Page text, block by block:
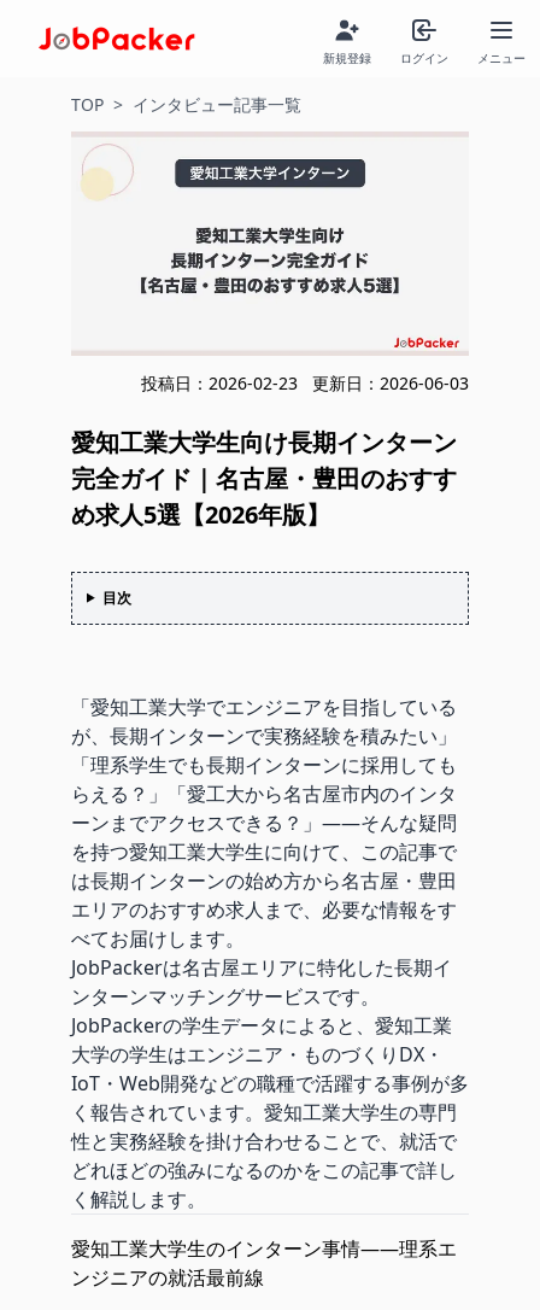
新規登録 ログイン メニュー
TOP > インタビュー記事一覧
投稿日： 2026-02-23 更新日： 2026-06-03
愛知工業大学生向け長期インターン
完全ガイド｜名古屋・豊田のおすす
め求人5選【2026年版】
目次
「愛知工業大学でエンジニアを目指している
が、長期インターンで実務経験を積みたい」
「理系学生でも長期インターンに採用しても
らえる？」「愛工大から名古屋市内のインタ
ーンまでアクセスできる？」——そんな疑問
を持つ愛知工業大学生に向けて、この記事で
は長期インターンの始め方から名古屋・豊田
エリアのおすすめ求人まで、必要な情報をす
べてお届けします。
JobPackerは名古屋エリアに特化した長期イ
ンターンマッチングサービスです。
JobPackerの学生データによると、愛知工業
大学の学生はエンジニア・ものづくりDX・
IoT・Web開発などの職種で活躍する事例が多
く報告されています。愛知工業大学生の専門
性と実務経験を掛け合わせることで、就活で
どれほどの強みになるのかをこの記事で詳し
く解説します。
愛知工業大学生のインターン事情——理系エ
ンジニアの就活最前線